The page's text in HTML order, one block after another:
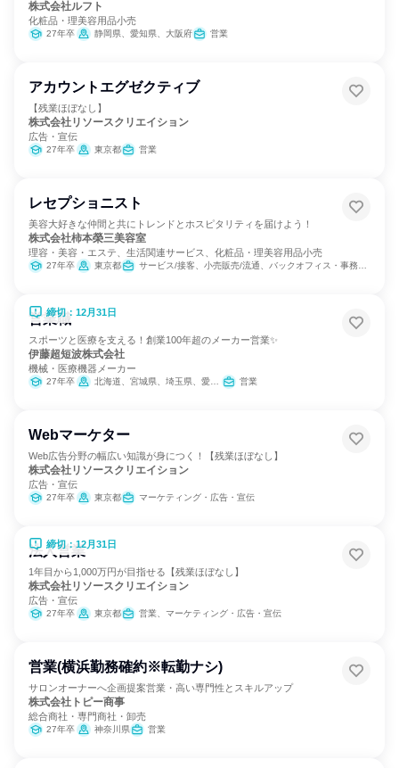
株式会社ルフト
化粧品・理美容用品小売
27年卒 静岡県、愛知県、大阪府 営業
アカウントエグゼクティブ
【残業ほぼなし】
株式会社リソースクリエイション
広告・宣伝
27年卒 東京都 営業
レセプショニスト
美容大好きな仲間と共にトレンドとホスピタリティを届けよう！
株式会社柿本榮三美容室
理容・美容・エステ、生活関連サービス、化粧品・理美容用品小売
27年卒 東京都 サービス/接客、小売販売/流通、バックオフィス・事務・受付
締切：12月31日
営業職
スポーツと医療を支える！創業100年超のメーカー営業✨
伊藤超短波株式会社
機械・医療機器メーカー
27年卒 北海道、宮城県、埼玉県、愛知県、大阪府、広島県、福岡県 営業
Webマーケター
Web広告分野の幅広い知識が身につく！【残業ほぼなし】
株式会社リソースクリエイション
広告・宣伝
27年卒 東京都 マーケティング・広告・宣伝
締切：12月31日
法人営業
1年目から1,000万円が目指せる【残業ほぼなし】
株式会社リソースクリエイション
広告・宣伝
27年卒 東京都 営業、マーケティング・広告・宣伝
営業(横浜勤務確約※転勤ナシ)
サロンオーナーへ企画提案営業・高い専門性とスキルアップ
株式会社トピー商事
総合商社・専門商社・卸売
27年卒 神奈川県 営業